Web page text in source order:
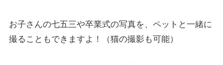
お子さんの七五三や卒業式の写真を、ペットと一緒に
撮ることもできますよ！（猫の撮影も可能）